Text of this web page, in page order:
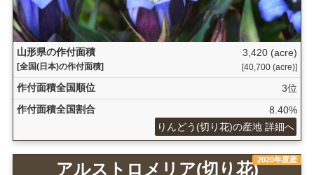
山形県の作付面積
[全国(日本)の作付面積]
3,420 (acre)
[40,700 (acre)]
作付面積全国順位
3位
作付面積全国割合
8.40%
りんどう(切り花)の産地 詳細へ
2020年度産
アルストロメリア(切り花)